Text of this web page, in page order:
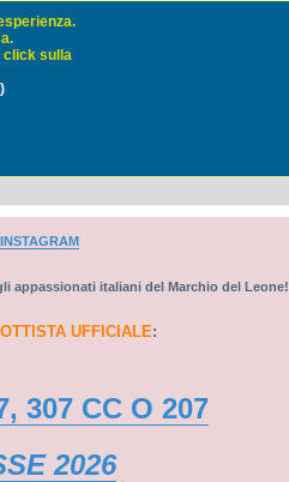
INSTAGRAM
appassionati italiani del Marchio del Leone!
UFFICIALE:
307 CC O 207
2026
click sulla